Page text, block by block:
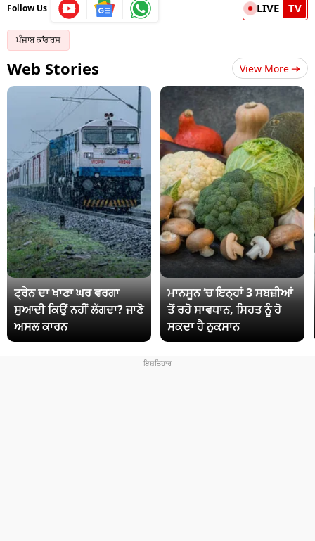
Follow Us LIVE TV
ਪੰਜਾਬ ਕਾਂਗਰਸ
Web Stories View More
ਟ੍ਰੇਨ ਦਾ ਖਾਣਾ ਘਰ ਵਰਗਾ
ਸੁਆਦੀ ਕਿਉਂ ਨਹੀਂ ਲੱਗਦਾ? ਜਾਣੋ
ਅਸਲ ਕਾਰਨ
ਮਾਨਸੂਨ ‘ਚ ਇਨ੍ਹਾਂ 3 ਸਬਜ਼ੀਆਂ
ਤੋਂ ਰਹੋ ਸਾਵਧਾਨ, ਸਿਹਤ ਨੂੰ ਹੋ
ਸਕਦਾ ਹੈ ਨੁਕਸਾਨ